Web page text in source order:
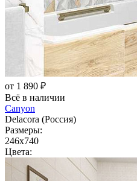
от 1 890 ₽
Всё в наличии
Canyon
Delacora (Россия)
Размеры:
246x740
Цвета: